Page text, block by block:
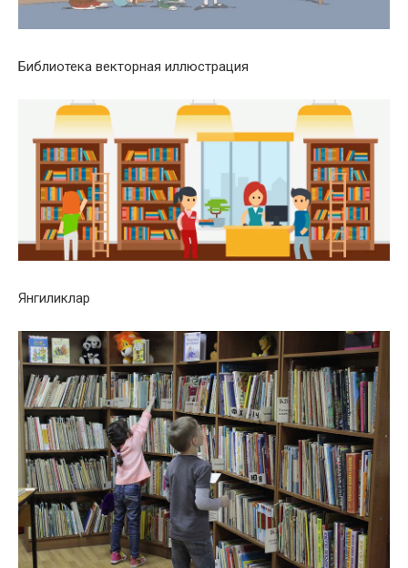
Библиотека векторная иллюстрация
Янгиликлар